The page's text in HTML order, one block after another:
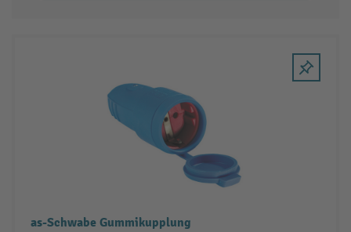
as-Schwabe Gummikupplung